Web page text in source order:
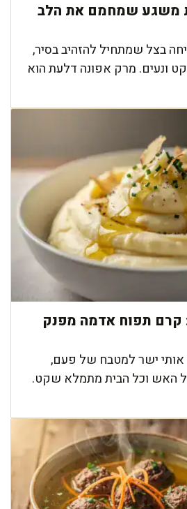
משגע שמחמם את הלב
בצל שמתחיל להזהיב בסיר,
ונעים. מרק אפונה דלעת הוא
קרם תפוח אדמה מפנק
ישר למטבח של פעם,
האש וכל הבית מתמלא שקט.